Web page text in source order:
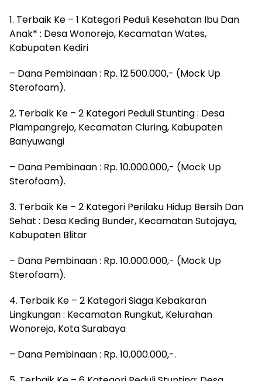
1. Terbaik Ke – 1 Kategori Peduli Kesehatan Ibu Dan
Anak* : Desa Wonorejo, Kecamatan Wates,
Kabupaten Kediri
– Dana Pembinaan : Rp. 12.500.000,- (Mock Up
Sterofoam).
2. Terbaik Ke – 2 Kategori Peduli Stunting : Desa
Plampangrejo, Kecamatan Cluring, Kabupaten
Banyuwangi
– Dana Pembinaan : Rp. 10.000.000,- (Mock Up
Sterofoam).
3. Terbaik Ke – 2 Kategori Perilaku Hidup Bersih Dan
Sehat : Desa Keding Bunder, Kecamatan Sutojaya,
Kabupaten Blitar
– Dana Pembinaan : Rp. 10.000.000,- (Mock Up
Sterofoam).
4. Terbaik Ke – 2 Kategori Siaga Kebakaran
Lingkungan : Kecamatan Rungkut, Kelurahan
Wonorejo, Kota Surabaya
– Dana Pembinaan : Rp. 10.000.000,-.